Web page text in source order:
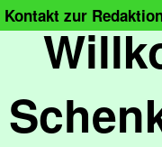
Kontakt zur